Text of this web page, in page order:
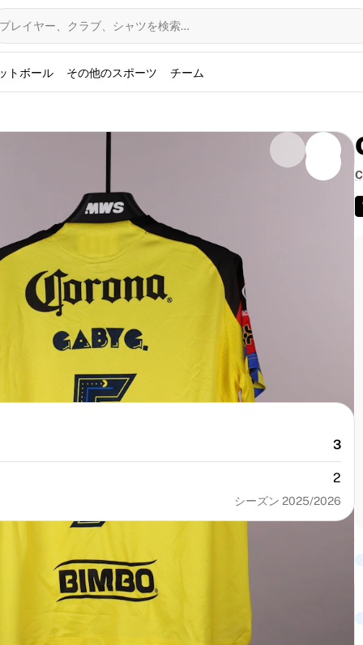
レイヤー、クラブ、シャツを検索…
トボール その他のスポーツ チーム
América WomenサッカーシャツをパチューカW戦（3-
メンバーとして出場したペルー代表のガルシアは、ラ
実使用されたアイテムには本人のサイン入りで、Fabricks
シーズンの貴重なコレクションであり、メキシコの名門
3
2
シーズン 2025/2026